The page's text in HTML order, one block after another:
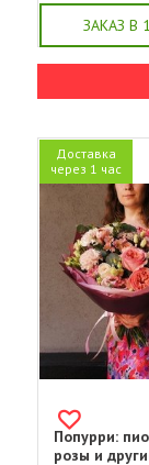
ЗАКАЗ В
Доставка
через 1 час
Попурри:
розы и